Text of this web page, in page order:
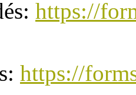
https://
https://